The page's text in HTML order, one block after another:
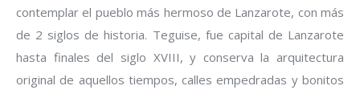
contemplar el pueblo más hermoso de Lanzarote, con más
de 2 siglos de historia. Teguise, fue capital de Lanzarote
hasta finales del siglo XVIII, y conserva la arquitectura
original de aquellos tiempos, calles empedradas y bonitos